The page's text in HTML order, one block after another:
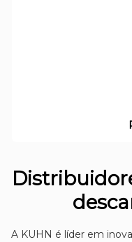
A KUHN é líder em